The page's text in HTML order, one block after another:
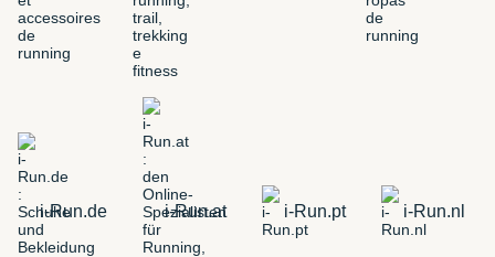
i-Run.de i-Run.at i-Run.pt i-Run.nl